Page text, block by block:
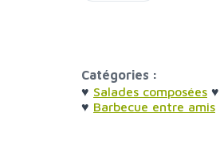
Catégories :
♥ Salades composées ♥
♥ Barbecue entre amis